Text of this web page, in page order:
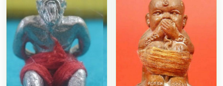
ชนวนอาถรรพณ์ในรุ่นแรกมาผสม
ในการสร้างครั้งนี้ด้วย ซึ่งมีความ
เข้มขลังและเฮี้ยนแรงเป็นทวีคูณ
...
ชนวนอาถรรพณ์ในรุ่นแรกมาผสม
ในการสร้างครั้งนี้ด้วย ซึ่งมีความ
เข้มขลังและเฮี้ยนแรงเป็นทวีคูณ